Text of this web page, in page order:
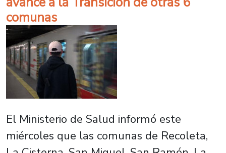
comunas
El Ministerio de Salud informó este
miércoles que las comunas de Recoleta,